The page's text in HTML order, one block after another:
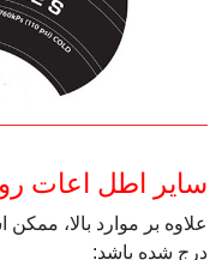
سایر اطل اعات
علاوه بر موارد بالا،
درج شده باشد: